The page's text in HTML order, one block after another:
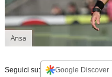
Ansa
Seguici su: Google Discover